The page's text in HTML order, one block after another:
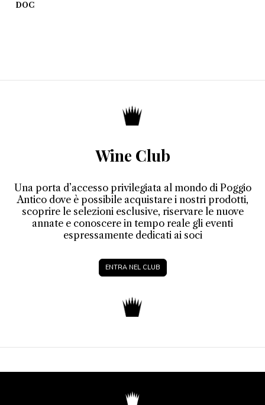
DOC
Wine Club
Una porta d’accesso privilegiata al mondo di Poggio
Antico dove è possibile acquistare i nostri prodotti,
scoprire le selezioni esclusive, riservare le nuove
annate e conoscere in tempo reale gli eventi
espressamente dedicati ai soci
ENTRA NEL CLUB